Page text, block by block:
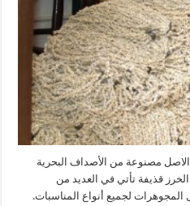
مصنوعة من الأصداف البحرية
الخرز قذيفة تأتي في العديد من
المجوهرات لجميع أنواع المناسبات.